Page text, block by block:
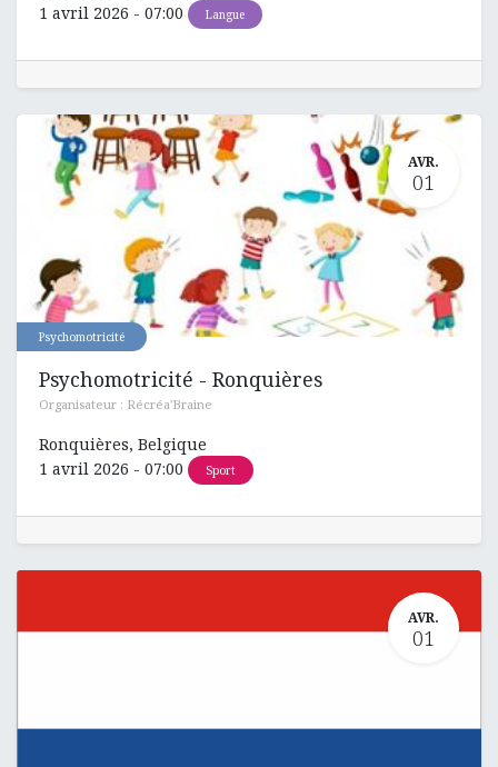
1 avril 2026 - 07:00 Langue
AVR.
01
Psychomotricité
Psychomotricité - Ronquières
Organisateur : Récréa'Braine
Ronquières, Belgique
1 avril 2026 - 07:00 Sport
AVR.
01